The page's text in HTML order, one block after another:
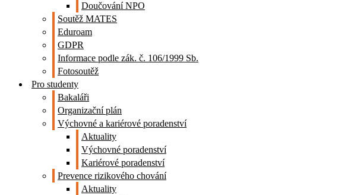
Doučování NPO
Soutěž MATES
Eduroam
GDPR
Informace podle zák. č. 106/1999 Sb.
Fotosoutěž
Pro studenty
Bakaláři
Organizační plán
Výchovné a kariérové poradenství
Aktuality
Výchovné poradenství
Kariérové poradenství
Prevence rizikového chování
Aktuality